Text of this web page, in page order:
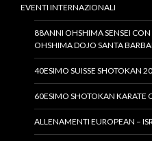
EVENTI INTERNAZIONALI
88ANNI OHSHIMA SENSEI
OHSHIMA DOJO SANTA
40ESIMO SUISSE SHOTOKAN
60ESIMO SHOTOKAN KARATE
ALLENAMENTI EUROPEAN –